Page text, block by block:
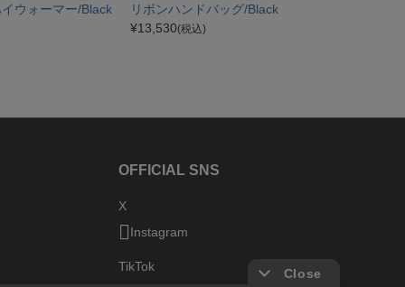
ウォーマー/Black
リボンハンドバッグ/Black
¥13,530(税込)
OFFICIAL SNS
X
Instagram
TikTok